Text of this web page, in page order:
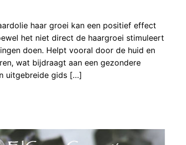
haar groei kan een positief effect
het niet direct de haargroei stimuleert
doen. Helpt vooral door de huid en
wat bijdraagt aan een gezondere
uitgebreide gids […]